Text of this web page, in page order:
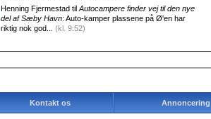
Henning Fjermestad til Autocampere finder vej til den nye
del af Sæby Havn: Auto-kamper plassene på Ø'en har
riktig nok god... (kl. 9:52)
Kontakt os Annoncering